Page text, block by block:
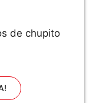
de chupito